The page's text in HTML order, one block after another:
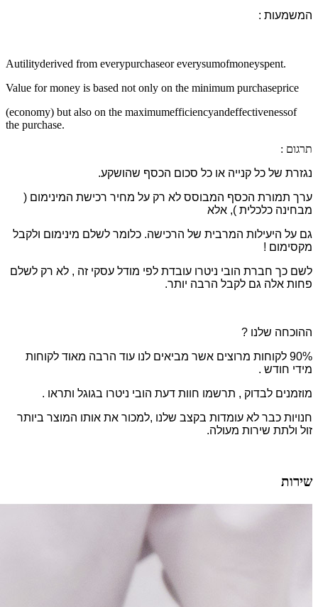
המשמעות :
Autilityderived from everypurchaseor everysumofmoneyspent.
Value for money is based not only on the minimum purchaseprice
(economy) but also on the maximumefficiencyandeffectivenessof
the purchase.
תרגום :
נגזרת של כל קנייה או כל סכום הכסף שהושקע.
ערך תמורת הכסף המבוסס לא רק על מחיר רכישת המינימום (
מבחינה כלכלית ), אלא
גם על היעילות המרבית של הרכישה. כלומר לשלם מינימום ולקבל
מקסימום !
לשם כך חברת הובי ניטרו עובדת לפי מודל עסקי זה , לא רק לשלם
פחות אלה גם לקבל הרבה יותר.
ההוכחה שלנו ?
90% לקוחות מרוצים אשר מביאים לנו עוד הרבה מאוד לקוחות
מידי חודש .
מוזמנים לבדוק , תרשמו חוות דעת הובי ניטרו בגוגל ותראו .
חנויות כבר לא עומדות בקצב שלנו ,למכור את אותו המוצר ביותר
זול ולתת שירות מעולה.
שירות